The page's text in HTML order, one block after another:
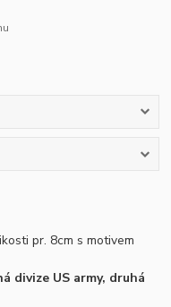
pr. 8cm s motivem
divize US army, druhá